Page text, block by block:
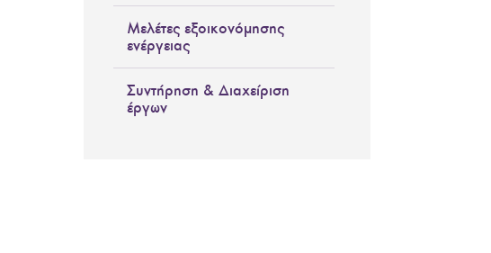
Μελέτες εξοικονόμησης
ενέργειας
Συντήρηση & Διαχείριση
έργων